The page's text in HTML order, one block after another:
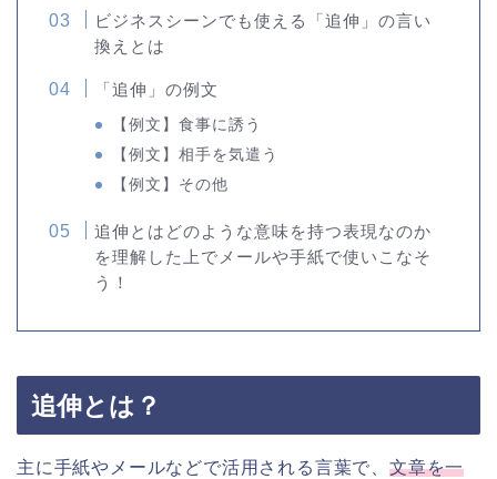
ビジネスシーンでも使える「追伸」の言い
換えとは
「追伸」の例文
【例文】食事に誘う
【例文】相手を気遣う
【例文】その他
追伸とはどのような意味を持つ表現なのか
を理解した上でメールや手紙で使いこなそ
う！
追伸とは？
主に手紙やメールなどで活用される言葉で、 文章を一